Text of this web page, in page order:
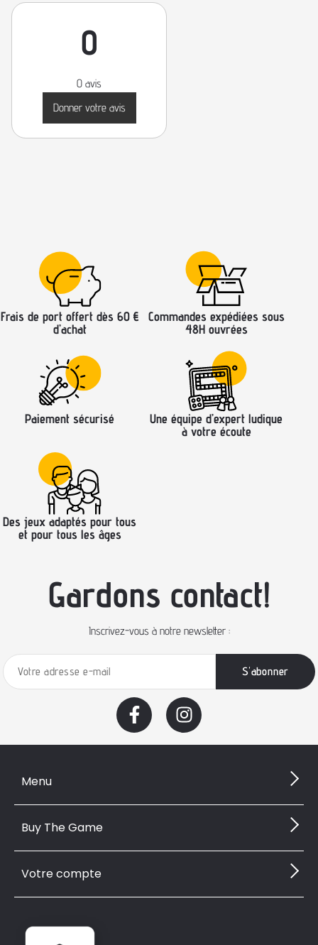
0
0 avis
Donner votre avis
Frais de port offert dès 60 €
d’achat
Commandes expédiées sous
48H ouvrées
Paiement sécurisé
Une équipe d’expert ludique
à votre écoute
Des jeux adaptés pour tous
et pour tous les âges
Gardons contact!
Inscrivez-vous à notre newsletter :
Menu
Buy The Game
Votre compte